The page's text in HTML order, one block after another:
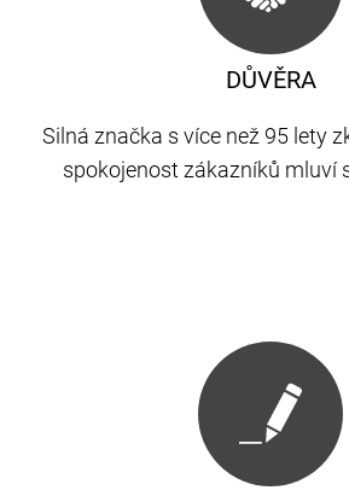
DŮVĚRA
Silná značka s více než 95 lety
spokojenost zákazníků mluví